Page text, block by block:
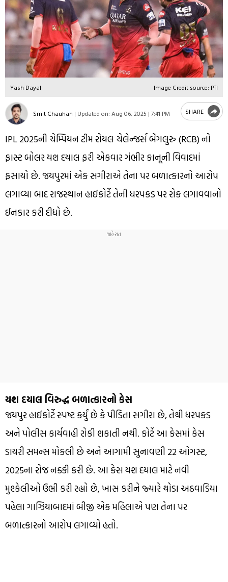
Yash Dayal Image Credit source: PTI
Smit Chauhan | Updated on: Aug 06, 2025 | 7:41 PM SHARE
IPL 2025ની ચેમ્પિયન ટીમ રોયલ ચેલેન્જર્સ બેંગલુરુ (RCB) નો
ફાસ્ટ બોલર યશ દયાલ ફરી એકવાર ગંભીર કાનૂની વિવાદમાં
ફસાયો છે. જયપુરમાં એક સગીરાએ તેના પર બળાત્કારનો આરોપ
લગાવ્યા બાદ રાજસ્થાન હાઈકોર્ટે તેની ધરપકડ પર રોક લગાવવાનો
ઈનકાર કરી દીધો છે.
યશ દયાલ વિરુદ્ધ બળાત્કારનો કેસ
જયપુર હાઈકોર્ટે સ્પષ્ટ કર્યું છે કે પીડિતા સગીરા છે, તેથી ધરપકડ
અને પોલીસ કાર્યવાહી રોકી શકાતી નથી. કોર્ટે આ કેસમાં કેસ
ડાયરી સમન્સ મોકલી છે અને આગામી સુનાવણી 22 ઓગસ્ટ,
2025ના રોજ નક્કી કરી છે. આ કેસ યશ દયાલ માટે નવી
મુશ્કેલીઓ ઉભી કરી રહ્યો છે, ખાસ કરીને જ્યારે થોડા અઠવાડિયા
પહેલા ગાઝિયાબાદમાં બીજી એક મહિલાએ પણ તેના પર
બળાત્કારનો આરોપ લગાવ્યો હતો.